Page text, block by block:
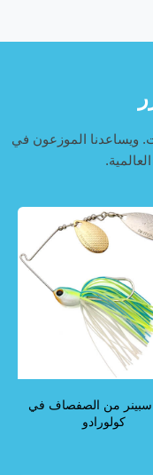
ويساعدنا الموزعون في
من الصفصاف في
كولورادو